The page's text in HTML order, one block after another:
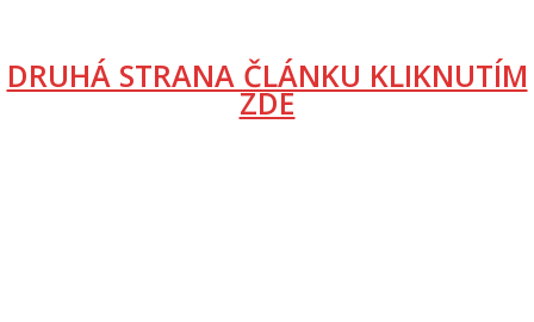
DRUHÁ STRANA ČLÁNKU KLIKNUTÍM
ZDE